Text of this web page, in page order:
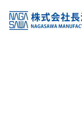
KSS加盟店・取扱
店舗一覧